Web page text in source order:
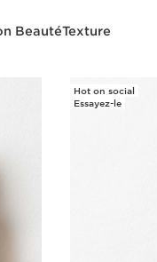
BeautéTexture
Hot on social
Essayez-le